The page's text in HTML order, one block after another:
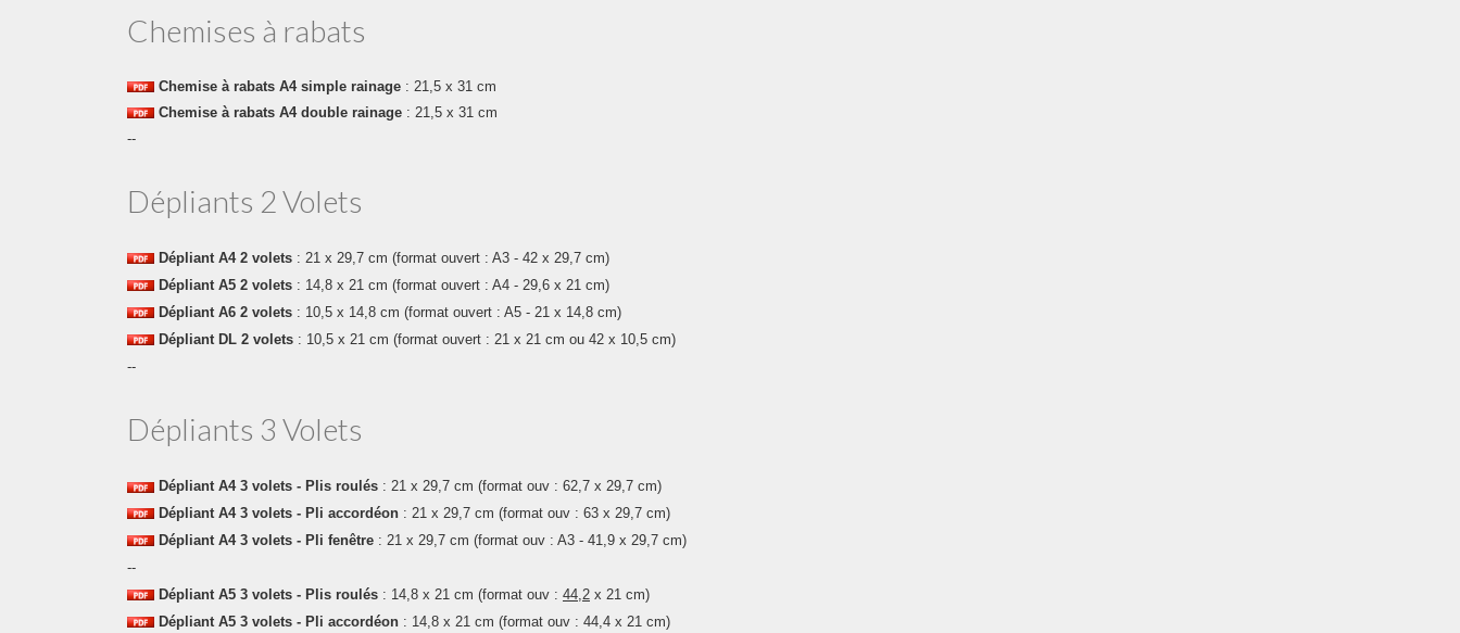
Chemises à rabats
Chemise à rabats A4 simple rainage : 21,5 x 31 cm
Chemise à rabats A4 double rainage : 21,5 x 31 cm
--
Dépliants 2 Volets
DépliantA4 2 volets : 21 x 29,7 cm (format ouvert : A3 - 42 x 29,7 cm)
DépliantA5 2 volets : 14,8 x 21 cm (format ouvert : A4 - 29,6 x 21 cm)
DépliantA6 2 volets : 10,5 x 14,8 cm (format ouvert : A5 - 21 x 14,8 cm)
DépliantDL 2 volets : 10,5 x 21 cm (format ouvert : 21 x 21 cm ou 42 x 10,5 cm)
--
Dépliants 3 Volets
DépliantA4 3 volets - Plis roulés : 21 x 29,7 cm (format ouv : 62,7 x 29,7 cm)
DépliantA4 3 volets - Pli accordéon : 21 x 29,7 cm (format ouv : 63 x 29,7 cm)
DépliantA4 3 volets - Pli fenêtre : 21 x 29,7 cm (format ouv : A3 - 41,9 x 29,7 cm)
--
DépliantA5 3 volets - Plis roulés : 14,8 x 21 cm (format ouv : 44,2 x 21 cm)
DépliantA5 3 volets - Pli accordéon : 14,8 x 21 cm (format ouv : 44,4 x 21 cm)